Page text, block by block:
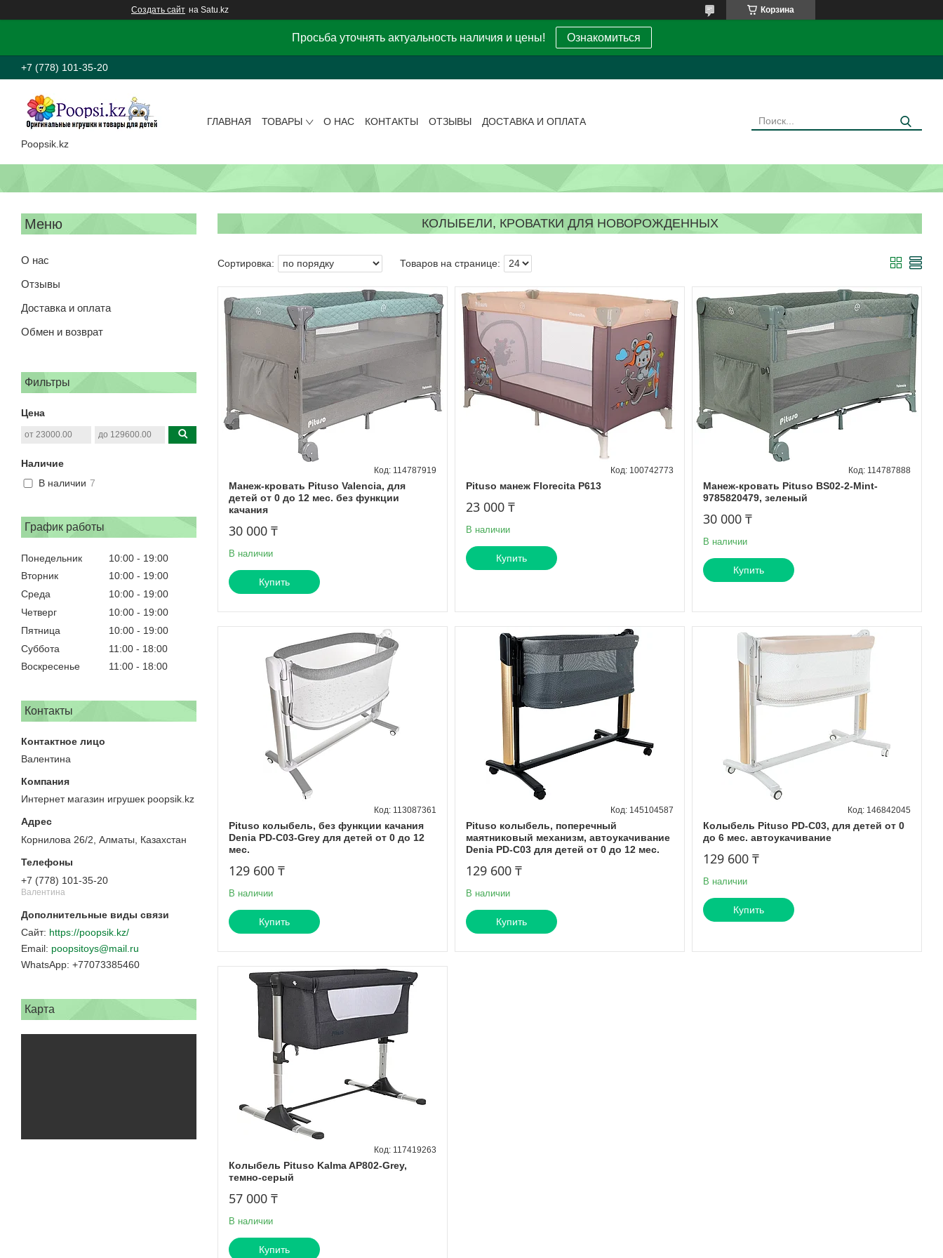
Создать сайт на Satu.kz Корзина
Просьба уточнять актуальность наличия и цены! Ознакомиться
+7 (778) 101-35-20
Poopsik.kz
ГЛАВНАЯ ТОВАРЫ О НАС КОНТАКТЫ ОТЗЫВЫ ДОСТАВКА И ОПЛАТА
О нас
Отзывы
Доставка и оплата
Обмен и возврат
Фильтры
Цена
Наличие
В наличии 7
График работы
Понедельник 10:00
19:00
Вторник
10:00
19:00
Среда
10:00
19:00
Четверг
10:00
19:00
Пятница
10:00
19:00
Суббота
11:00
18:00
Воскресенье
11:00 18:00
Контакты
Валентина
Интернет магазин игрушек poopsik.kz
Корнилова 26/2, Алматы, Казахстан
+7 (778) 101-35-20
Валентина
https://poopsik.kz/
poopsitoys@mail.ru
+77073385460
Карта
КОЛЫБЕЛИ, КРОВАТКИ ДЛЯ НОВОРОЖДЕННЫХ
Манеж-кровать Pituso Valencia, для
детей от 0 до 12 мес. без функции
качания
114787919
30 000 ₸
В наличии
Купить
Pituso манеж Florecita P613
100742773
23 000 ₸
В наличии
Купить
Манеж-кровать Pituso BS02-2-Mint-
9785820479, зеленый
114787888
30 000 ₸
В наличии
Купить
Pituso колыбель, без функции качания
Denia PD-C03-Grey для детей от 0 до 12
мес.
113087361
129 600 ₸
В наличии
Купить
Pituso колыбель, поперечный
маятниковый механизм, автоукачивание
Denia PD-C03 для детей от 0 до 12 мес.
145104587
129 600 ₸
В наличии
Купить
Колыбель Pituso PD-C03, для детей от 0
до 6 мес. автоукачивание
146842045
129 600 ₸
В наличии
Купить
Колыбель Pituso Kalma AP802-Grey,
темно-серый
117419263
57 000 ₸
В наличии
Купить